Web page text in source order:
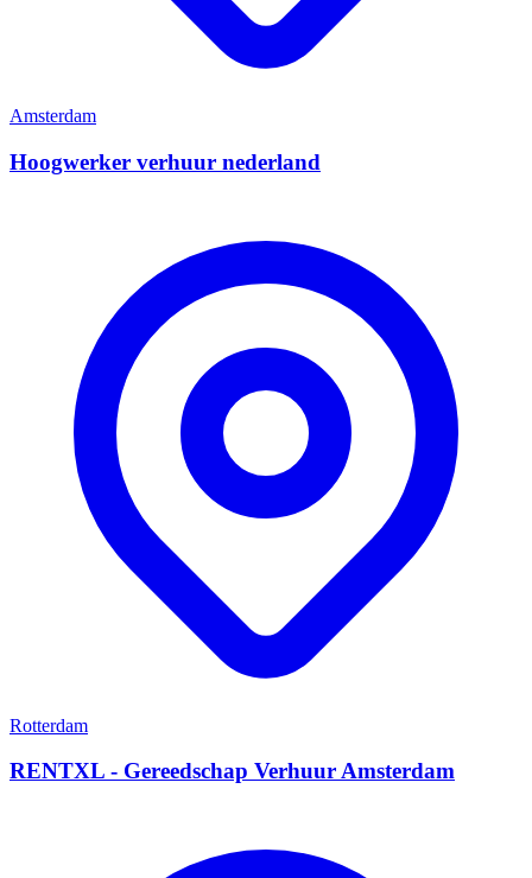
Amsterdam
Hoogwerker verhuur nederland
Rotterdam
RENTXL - Gereedschap Verhuur Amsterdam